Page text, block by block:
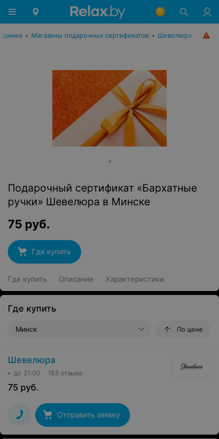
• Магазины подарочных сертификатов • Шевелюра
Подарочный сертификат «Бархатные
ручки» Шевелюра в Минске
75 руб.
Где купить
Где купить Описание Характеристики
Где купить
Минск По цене
Шевелюра
до 21:00 183 отзыва
75 руб.
Отправить заявку